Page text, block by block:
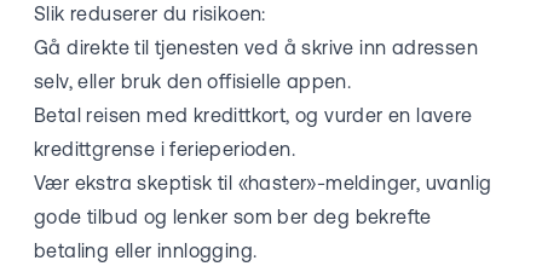
Slik reduserer du risikoen:
Gå direkte til tjenesten ved å skrive inn adressen
selv, eller bruk den offisielle appen.
Betal reisen med kredittkort, og vurder en lavere
kredittgrense i ferieperioden.
Vær ekstra skeptisk til «haster»-meldinger, uvanlig
gode tilbud og lenker som ber deg bekrefte
betaling eller innlogging.